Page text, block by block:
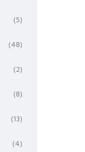
(5)
(48)
(2)
(8)
(13)
(4)